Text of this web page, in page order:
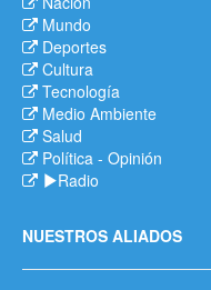
Mundo
Deportes
Cultura
Tecnología
Medio Ambiente
Salud
Política - Opinión
Radio
NUESTROS ALIADOS